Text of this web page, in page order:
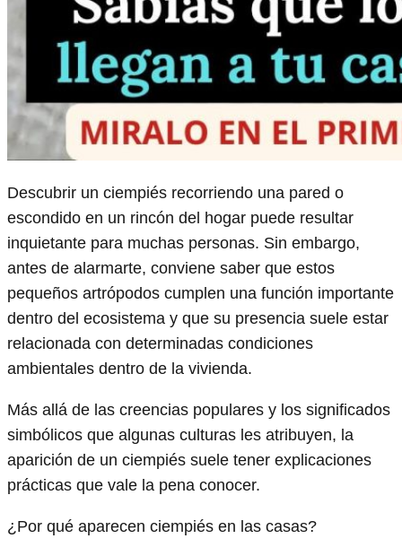
Descubrir un ciempiés recorriendo una pared o
escondido en un rincón del hogar puede resultar
inquietante para muchas personas. Sin embargo,
antes de alarmarte, conviene saber que estos
pequeños artrópodos cumplen una función importante
dentro del ecosistema y que su presencia suele estar
relacionada con determinadas condiciones
ambientales dentro de la vivienda.
Más allá de las creencias populares y los significados
simbólicos que algunas culturas les atribuyen, la
aparición de un ciempiés suele tener explicaciones
prácticas que vale la pena conocer.
¿Por qué aparecen ciempiés en las casas?